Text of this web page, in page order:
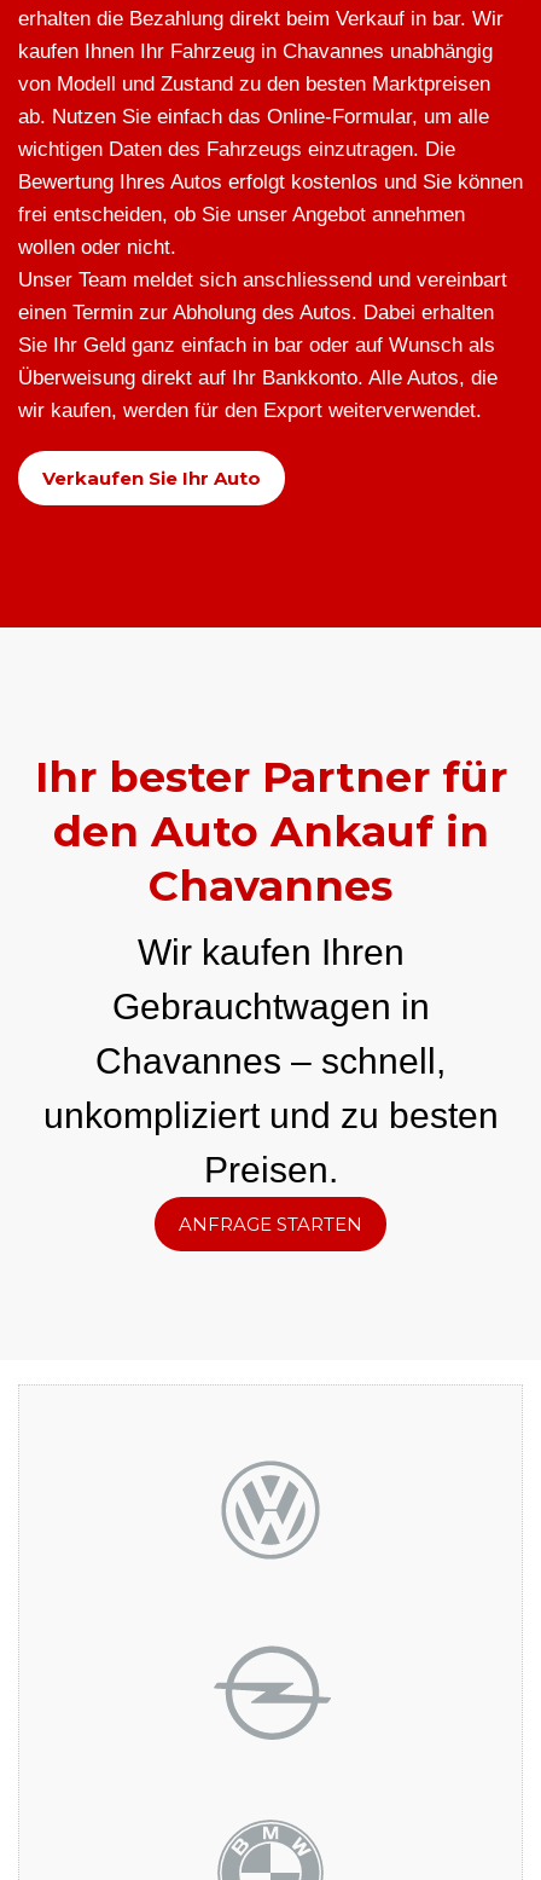
erhalten die Bezahlung direkt beim Verkauf in bar. Wir
kaufen Ihnen Ihr Fahrzeug in Chavannes unabhängig
von Modell und Zustand zu den besten Marktpreisen
ab. Nutzen Sie einfach das Online-Formular, um alle
wichtigen Daten des Fahrzeugs einzutragen. Die
Bewertung Ihres Autos erfolgt kostenlos und Sie können
frei entscheiden, ob Sie unser Angebot annehmen
wollen oder nicht.
Unser Team meldet sich anschliessend und vereinbart
einen Termin zur Abholung des Autos. Dabei erhalten
Sie Ihr Geld ganz einfach in bar oder auf Wunsch als
Überweisung direkt auf Ihr Bankkonto. Alle Autos, die
wir kaufen, werden für den Export weiterverwendet.
Verkaufen Sie Ihr Auto
Ihr bester Partner für
den Auto Ankauf in
Chavannes
Wir kaufen Ihren
Gebrauchtwagen in
Chavannes – schnell,
unkompliziert und zu besten
Preisen.
ANFRAGE STARTEN